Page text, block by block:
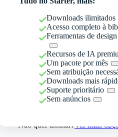
Downloads ilimitados
Acesso completo à
Ferramentas de
Recursos de IA
Um pacote por mês
Sem atribuição
Downloads mais
Suporte prioritário
Sem anúncios
Não quer assinar?Ver mais